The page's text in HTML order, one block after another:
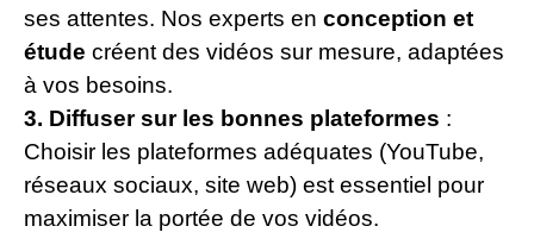
ses attentes. Nos experts en conception et
étude créent des vidéos sur mesure, adaptées
à vos besoins.
3. Diffuser sur les bonnes plateformes :
Choisir les plateformes adéquates (YouTube,
réseaux sociaux, site web) est essentiel pour
maximiser la portée de vos vidéos.